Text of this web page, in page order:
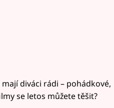
diváci rádi – pohádkové,
se letos můžete těšit?